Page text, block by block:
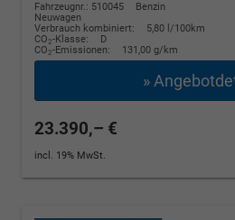
Fahrzeugnr.: 510045
Benzin
Neuwagen
Verbrauch kombiniert:
5,80 l/100km
CO2-Klasse:
D
CO2-Emissionen: 131,00 g/km
»
23.390,– €
incl. 19% MwSt.